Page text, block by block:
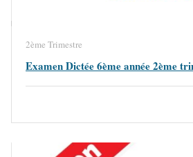
2ème Trimestre
Examen Dictée 6ème année 2ème